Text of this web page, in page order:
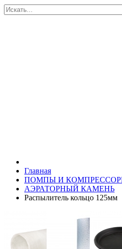
Главная
ПОМПЫ И
АЭРАТОРНЫЙ КАМЕНЬ
Распылитель кольцо 125мм